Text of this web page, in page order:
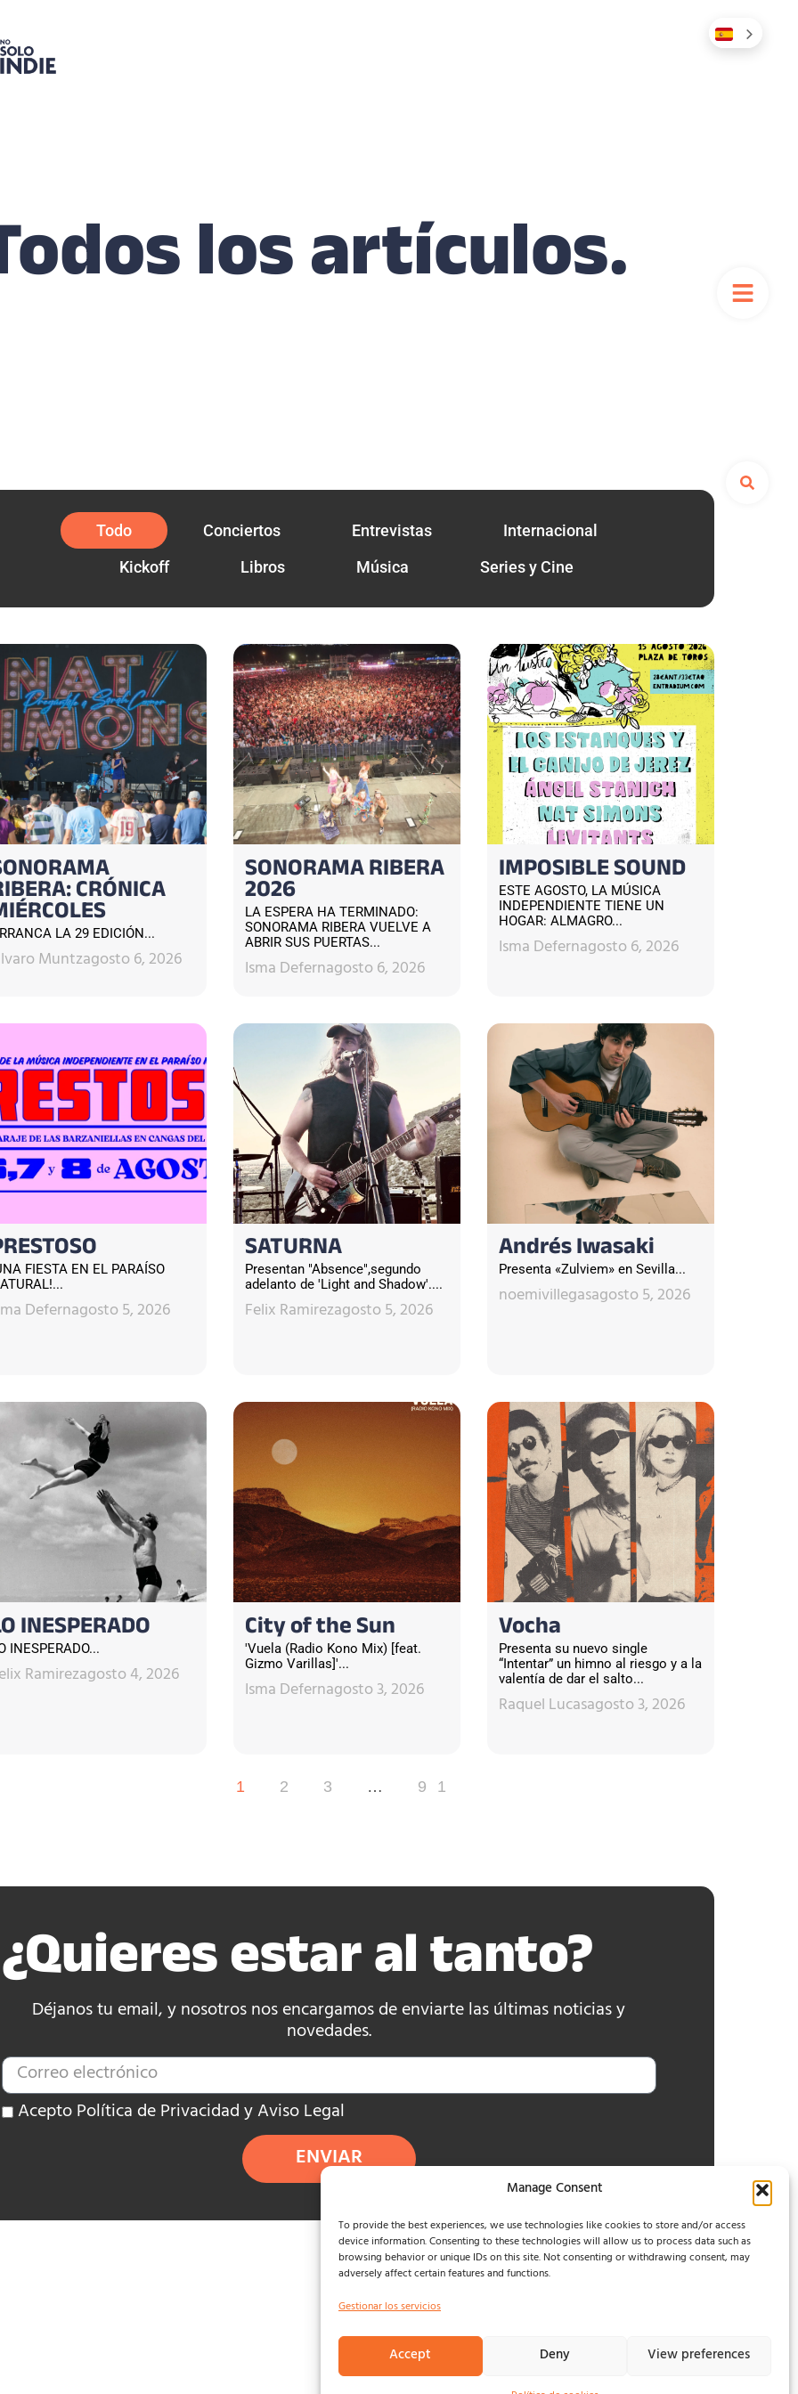
Manage Consent
To provide the best experiences, we use technologies like cookies to store and/or access
device information. Consenting to these technologies will allow us to process data such as
browsing behavior or unique IDs on this site. Not consenting or withdrawing consent, may
adversely affect certain features and functions.
Gestionar los servicios
Accept Deny View preferences
los artículos.
Conciertos Entrevistas
Internacional
Kickoff
Libros Música Series y Cine
Todo
CRÓNICA
LA 29 EDICIÓN...
Muntzagosto 6, 2026
SONORAMA RIBERA
2026
LA ESPERA HA TERMINADO:
SONORAMA RIBERA VUELVE A
ABRIR SUS PUERTAS...
Isma Defernagosto 6, 2026
IMPOSIBLE SOUND
ESTE AGOSTO, LA MÚSICA
INDEPENDIENTE TIENE UN
HOGAR: ALMAGRO...
Isma Defernagosto 6, 2026
FIESTA EN EL PARAÍSO
Defernagosto 5, 2026
SATURNA
Presentan "Absence",segundo
adelanto de 'Light and Shadow'....
Felix Ramirezagosto 5, 2026
Andrés Iwasaki
Presenta «Zulviem» en Sevilla...
noemivillegasagosto 5, 2026
INESPERADO
INESPERADO...
Ramirezagosto 4, 2026
City of the Sun
'Vuela (Radio Kono Mix) [feat.
Gizmo Varillas]'...
Isma Defernagosto 3, 2026
Vocha
Presenta su nuevo single
“Intentar” un himno al riesgo y a la
valentía de dar el salto...
Raquel Lucasagosto 3, 2026
1 2 3 … 91
¿Quieres estar al tanto?
Déjanos tu email, y nosotros nos encargamos de enviarte las últimas noticias y
novedades.
Acepto Política de Privacidad y Aviso Legal
ENVIAR